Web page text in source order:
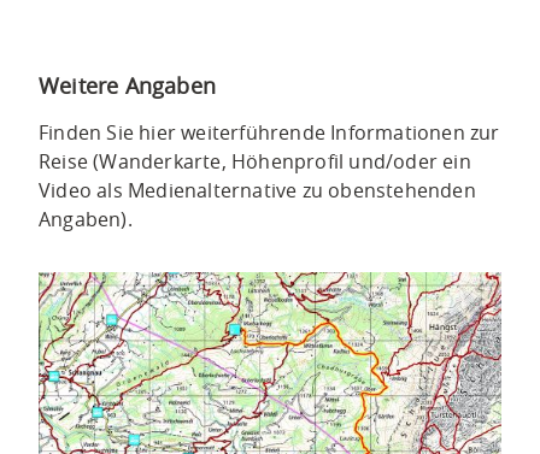
Weitere Angaben
Finden Sie hier weiterführende Informationen zur
Reise (Wanderkarte, Höhenprofil und/oder ein
Video als Medienalternative zu obenstehenden
Angaben).